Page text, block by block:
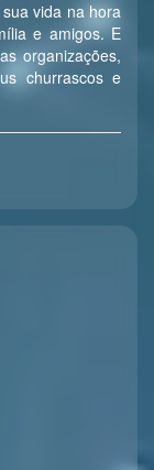
vida na hora
e amigos. E
organizações,
churrascos e